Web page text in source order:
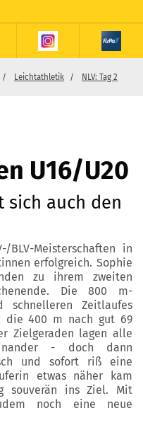
Leichtathletik NLV: Tag 2
U16/U20
sich auch den
BLV-Meisterschaften in
erfolgreich. Sophie
zu ihrem zweiten
Die 800 m-
schnelleren Zeitlaufes
die 400 m nach gut 69
Zielgeraden lagen alle
- doch dann
und sofort riß eine
etwas näher kam
souverän ins Ziel. Mit
noch eine neue